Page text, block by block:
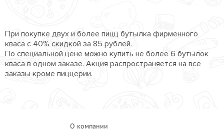
При покупке двух и более пицц бутылка фирменного
кваса с 40% скидкой за 85 рублей.
По специальной цене можно купить не более 6 бутылок
кваса в одном заказе. Акция распространяется на все
заказы кроме пиццерии.
О компании